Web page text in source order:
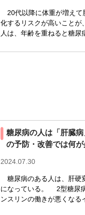
20代以降に体重が増えて
化するリスクが高いこと
人は、年齢を重ねると糖
糖尿病の人は「肝臓
の予防・改善では何が
2024.07.30
糖尿病のある人は、肝硬
になっている。 2型糖尿
ンスリンの働きが悪くな